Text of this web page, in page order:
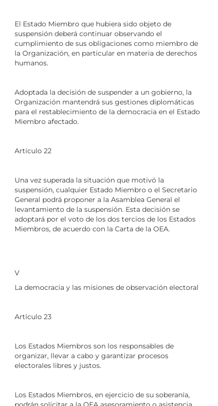
El Estado Miembro que hubiera sido objeto de
suspensión deberá continuar observando el
cumplimiento de sus obligaciones como miembro de
la Organización, en particular en materia de derechos
humanos.
Adoptada la decisión de suspender a un gobierno, la
Organización mantendrá sus gestiones diplomáticas
para el restablecimiento de la democracia en el Estado
Miembro afectado.
Artículo 22
Una vez superada la situación que motivó la
suspensión, cualquier Estado Miembro o el Secretario
General podrá proponer a la Asamblea General el
levantamiento de la suspensión. Esta decisión se
adoptará por el voto de los dos tercios de los Estados
Miembros, de acuerdo con la Carta de la OEA.
V
La democracia y las misiones de observación electoral
Artículo 23
Los Estados Miembros son los responsables de
organizar, llevar a cabo y garantizar procesos
electorales libres y justos.
Los Estados Miembros, en ejercicio de su soberanía,